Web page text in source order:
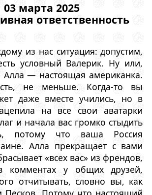
03 марта 2025
ответственность
из нас ситуация: допустим,
условный Валерик. Ну или,
Алла — настоящая американка.
не меньше. Когда-то вы
даже вместе учились, но в
на все свои аватарки
и начала вас громко стыдить
потому что ваша Россия
Алла прекращает с вами
«всех вас» из френдов,
комментах у общих друзей,
отчитывать, словно вы, как